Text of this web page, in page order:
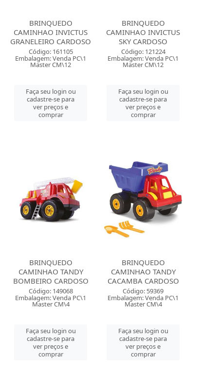
BRINQUEDO
CAMINHAO INVICTUS
GRANELEIRO CARDOSO
Código: 161105
Embalagem: Venda PC\1
Master CM\12
Faça seu login ou
cadastre-se para
ver preços e
comprar
BRINQUEDO
CAMINHAO INVICTUS
SKY CARDOSO
Código: 121224
Embalagem: Venda PC\1
Master CM\12
Faça seu login ou
cadastre-se para
ver preços e
comprar
BRINQUEDO
CAMINHAO TANDY
BOMBEIRO CARDOSO
Código: 149068
Embalagem: Venda PC\1
Master CM\4
Faça seu login ou
cadastre-se para
ver preços e
comprar
BRINQUEDO
CAMINHAO TANDY
CACAMBA CARDOSO
Código: 59369
Embalagem: Venda PC\1
Master CM\4
Faça seu login ou
cadastre-se para
ver preços e
comprar